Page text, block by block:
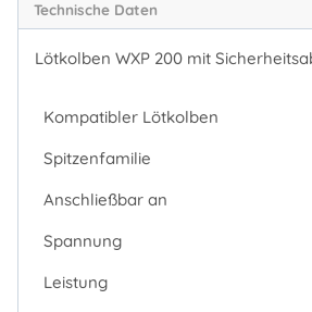
Technische Daten
Lötkolben WXP 200 mit
Kompatibler Lötkolben
Spitzenfamilie
Anschließbar an
Spannung
Leistung